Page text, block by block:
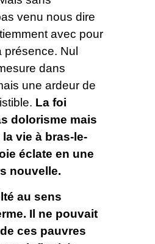
venu nous dire
avec pour
présence. Nul
dans
une ardeur de
La foi
dolorisme mais
vie à bras-le-
éclate en une
nouvelle.
au sens
Il ne pouvait
ces pauvres